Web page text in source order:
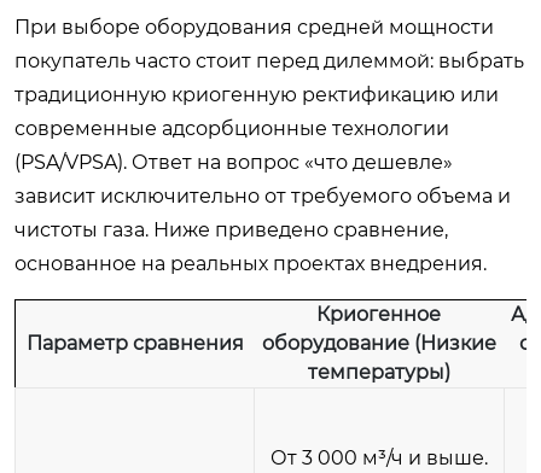
При выборе оборудования средней мощности
покупатель часто стоит перед дилеммой: выбрать
традиционную криогенную ректификацию или
современные адсорбционные технологии
(PSA/VPSA). Ответ на вопрос «что дешевле»
зависит исключительно от требуемого объема и
чистоты газа. Ниже приведено сравнение,
основанное на реальных проектах внедрения.
Параметр сравнения
Криогенное
оборудование (Низкие
температуры)
От 3 000 м³/ч и выше.